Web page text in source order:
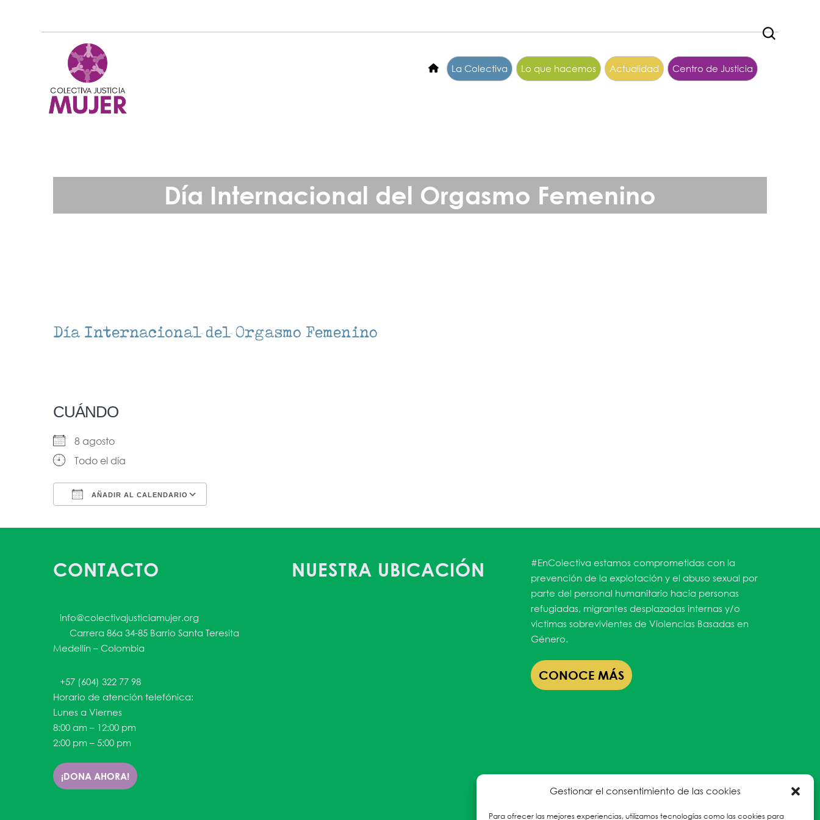
Gestionar el consentimiento de las cookies
Para ofrecer las mejores experiencias, utilizamos tecnologías como las cookies para
La Colectiva Lo que hacemos Actualidad Centro de Justicia
Día Internacional del Orgasmo Femenino
Día Internacional del Orgasmo Femenino
CUÁNDO
8 agosto
Todo el día
AÑADIR AL CALENDARIO
CONTACTO
info@colectivajusticiamujer.org
Carrera 86a 34-85 Barrio Santa Teresita
Medellín – Colombia
+57 (604) 322 77 98
Horario de atención telefónica:
Lunes a Viernes
8:00 am – 12:00 pm
2:00 pm – 5:00 pm
¡DONA AHORA!
NUESTRA UBICACIÓN
#EnColectiva estamos comprometidas con la
prevención de la explotación y el abuso sexual por
parte del personal humanitario hacia personas
refugiadas, migrantes desplazadas internas y/o
victimas sobrevivientes de Violencias Basadas en
Género.
CONOCE MÁS